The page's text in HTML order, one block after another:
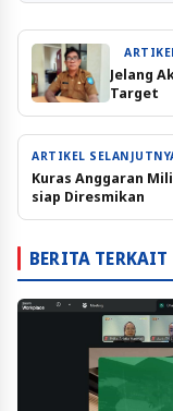
Jelang
Target
ARTIKEL
Kuras Anggaran
siap Diresmikan
BERITA TERKAIT